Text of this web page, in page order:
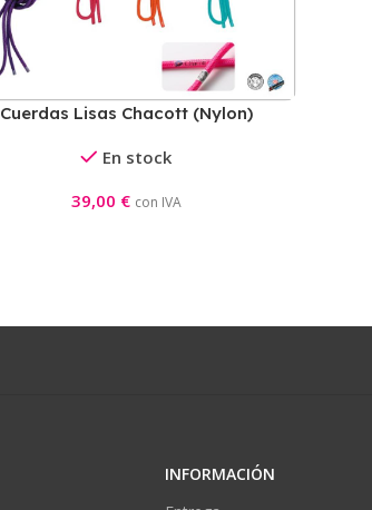
Cuerdas Lisas Chacott (Nylon)
En stock
39,00 € con IVA
INFORMACIÓN